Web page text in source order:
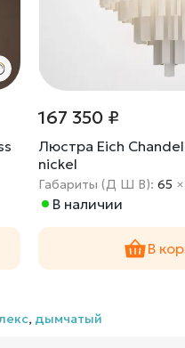
167 350 ₽
Люстра Eich
nickel
Габариты (Д Ш В):65
В наличии
В
, дымчатый